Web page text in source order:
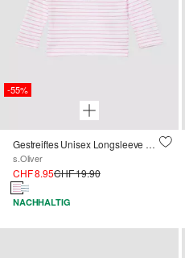
-55%
Gestreiftes Unisex Longsleeve mit Frontprint
s.Oliver
CHF 8.95CHF 19.90
NACHHALTIG